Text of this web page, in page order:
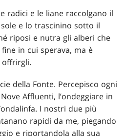
radici e le liane raccolgano il
e lo trascinino sotto il
riposi e nutra gli alberi che
in cui sperava, ma è
offrirgli.
della Fonte. Percepisco ogni
Affluenti, l’ondeggiare in
I nostri due più
rapidi da me, piegando
e riportandola alla sua